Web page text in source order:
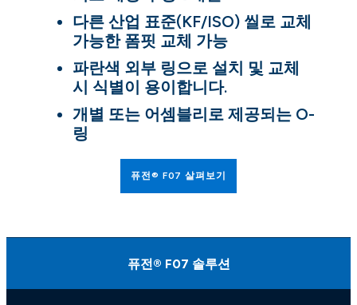
다른 산업 표준(KF/ISO) 씰로 교체
가능한 폼핏 교체 가능
파란색 외부 링으로 설치 및 교체
시 식별이 용이합니다.
개별 또는 어셈블리로 제공되는 O-
링
퓨전® F07 살펴보기
퓨전® F07 솔루션